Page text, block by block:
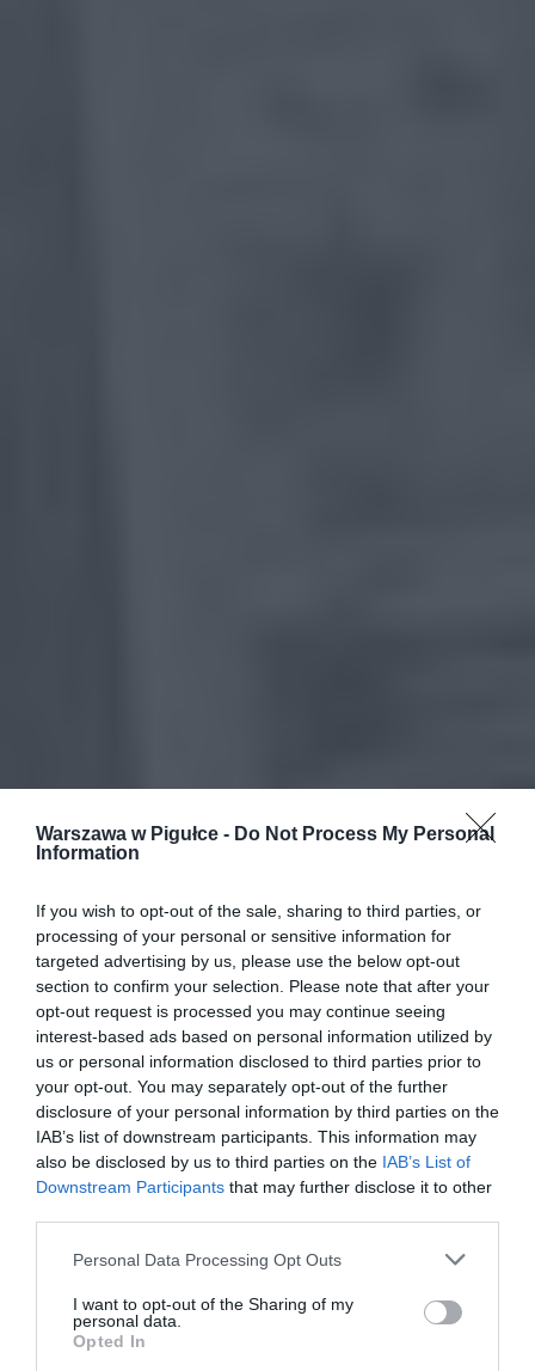
Warszawa w Pigułce - Do Not Process My Personal
Information
If you wish to opt-out of the sale, sharing to third parties, or
processing of your personal or sensitive information for
targeted advertising by us, please use the below opt-out
section to confirm your selection. Please note that after your
opt-out request is processed you may continue seeing
interest-based ads based on personal information utilized by
us or personal information disclosed to third parties prior to
your opt-out. You may separately opt-out of the further
disclosure of your personal information by third parties on the
IAB’s list of downstream participants. This information may
also be disclosed by us to third parties on the IAB’s List of
Downstream Participants that may further disclose it to other
Personal Data Processing Opt Outs
I want to opt-out of the Sharing of my
personal data.
Opted In